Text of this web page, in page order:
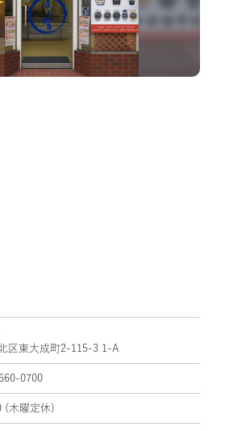
区東大成町2-115-3 1-A
0700
(木曜定休)